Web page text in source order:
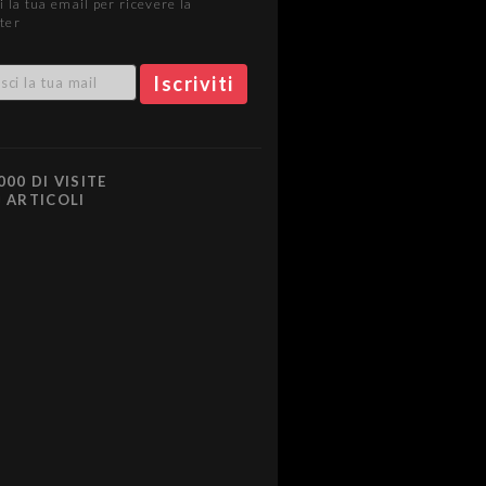
la tua email per ricevere la
DI VISITE
ARTICOLI